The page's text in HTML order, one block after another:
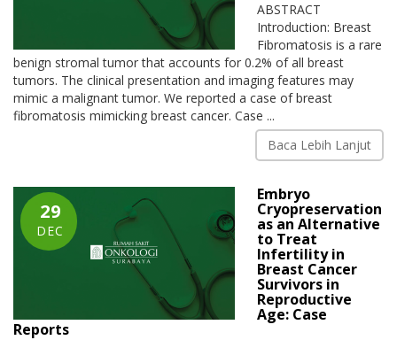
ABSTRACT
Introduction: Breast
Fibromatosis is a rare
benign stromal tumor that accounts for 0.2% of all breast
tumors. The clinical presentation and imaging features may
mimic a malignant tumor. We reported a case of breast
fibromatosis mimicking breast cancer. Case ...
Baca Lebih Lanjut
29
DEC
Embryo
Cryopreservation
as an Alternative
to Treat
Infertility in
Breast Cancer
Survivors in
Reproductive
Age: Case
Reports